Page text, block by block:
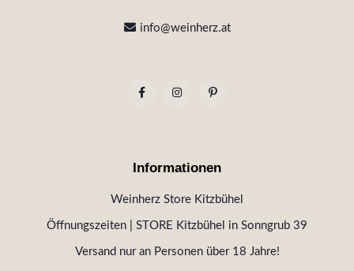
info@weinherz.at
Informationen
Weinherz Store Kitzbühel
Öffnungszeiten | STORE Kitzbühel in Sonngrub 39
Versand nur an Personen über 18 Jahre!